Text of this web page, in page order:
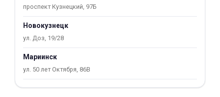
проспект Кузнецкий, 97Б
Новокузнецк
ул. Доз, 19/28
Мариинск
ул. 50 лет Октября, 86В
об оплате Плайтом
раз в 2
8 800 302-02-51
plait.ru